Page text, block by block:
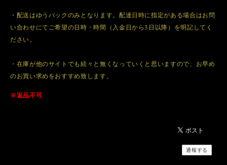
・配送はゆうパックのみとなります。配達日時に指定がある場合はお問
い合わせにてご希望の日時・時間（入金日から3日以降）を明記してく
ださい。
・在庫が他のサイトでも続々と無くなっていくと思いますので、お早め
のお買い求めをおすすめ致します。
※返品不可
通報する